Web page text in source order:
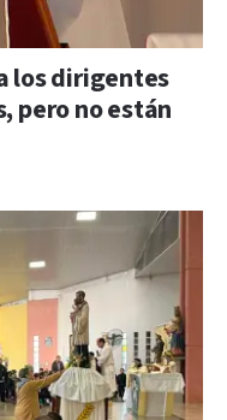
los dirigentes
pero no están